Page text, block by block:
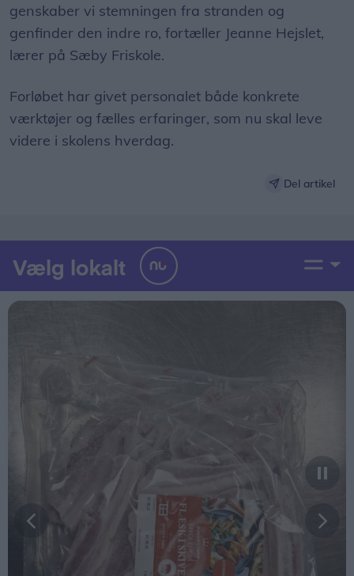
genskaber vi stemningen fra stranden og
genfinder den indre ro, fortæller Jeanne Hejslet,
lærer på Sæby Friskole.
Forløbet har givet personalet både konkrete
værktøjer og fælles erfaringer, som nu skal leve
videre i skolens hverdag.
Del artikel